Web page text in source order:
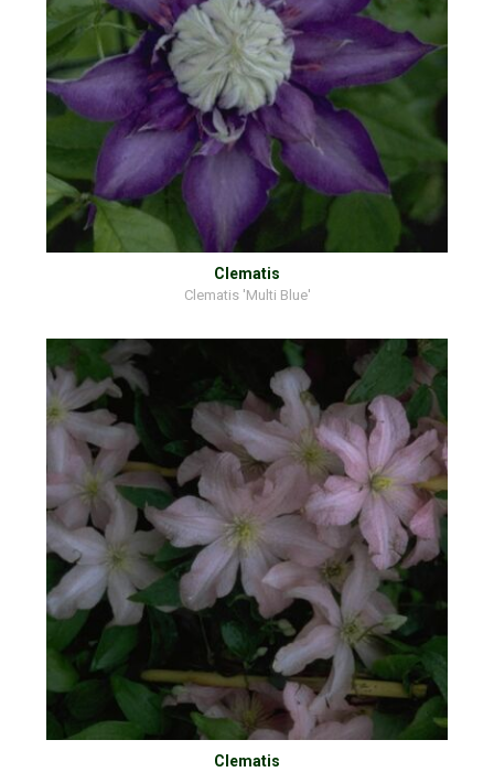
Clematis
Clematis 'Multi Blue'
Clematis